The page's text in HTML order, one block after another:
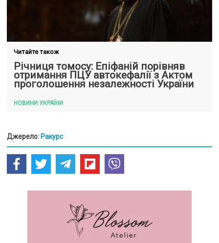
Читайте також
Річниця томосу: Епіфаній порівняв
отримання ПЦУ автокефалії з Актом
проголошення незалежності України
НОВИНИ УКРАЇНИ
Джерело: Ракурс